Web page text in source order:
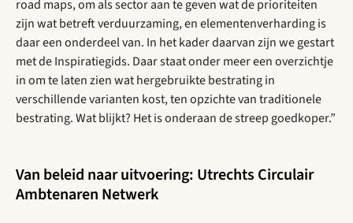
road maps, om als sector aan te geven wat de prioriteiten
zijn wat betreft verduurzaming, en elementenverharding is
daar een onderdeel van. In het kader daarvan zijn we gestart
met de Inspiratiegids. Daar staat onder meer een overzichtje
in om te laten zien wat hergebruikte bestrating in
verschillende varianten kost, ten opzichte van traditionele
bestrating. Wat blijkt? Het is onderaan de streep goedkoper.”
Van beleid naar uitvoering: Utrechts Circulair
Ambtenaren Netwerk